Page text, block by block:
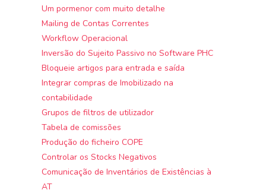
Um pormenor com muito detalhe
Mailing de Contas Correntes
Workflow Operacional
Inversão do Sujeito Passivo no Software PHC
Bloqueie artigos para entrada e saída
Integrar compras de Imobilizado na
contabilidade
Grupos de filtros de utilizador
Tabela de comissões
Produção do ficheiro COPE
Controlar os Stocks Negativos
Comunicação de Inventários de Existências à
AT